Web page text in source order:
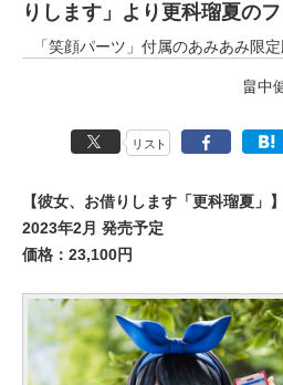
りします」より更科瑠夏の
「笑顔パーツ」付属のあみあみ限定
畠中
リスト
【彼女、お借りします「更科瑠夏」】
2023年2月 発売予定
価格：23,100円